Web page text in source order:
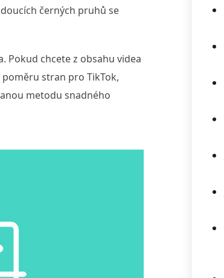
černých pruhů se
Pokud chcete z obsahu videa
stran pro TikTok,
metodu snadného